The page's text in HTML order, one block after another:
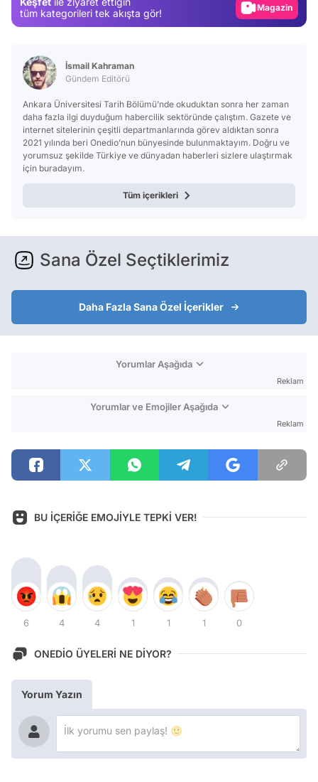
tüm kategorileri tek akışta gör!
Magazin
İsmail Kahraman
Gündem Editörü
Ankara Üniversitesi Tarih Bölümü’nde okuduktan sonra her zaman
daha fazla ilgi duyduğum habercilik sektöründe çalıştım. Gazete ve
internet sitelerinin çeşitli departmanlarında görev aldıktan sonra
2021 yılında beri Onedio’nun bünyesinde bulunmaktayım. Doğru ve
yorumsuz şekilde Türkiye ve dünyadan haberleri sizlere ulaştırmak
için buradayım.
Tüm içerikleri
Sana Özel Seçtiklerimiz
Daha Fazla Sana Özel İçerikler
Yorumlar Aşağıda
Reklam
Yorumlar ve Emojiler Aşağıda
Reklam
BU İÇERİĞE EMOJİYLE TEPKİ VER!
6 4 4 1 1 1 0
ONEDİO ÜYELERİ NE DİYOR?
Yorum Yazın